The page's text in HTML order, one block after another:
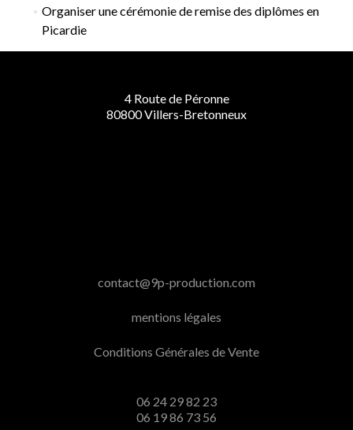
Organiser une cérémonie de remise des diplômes en
Picardie
4 Route de Péronne
80800 Villers-Bretonneux
contact@9p-production.com
mentions légales
Conditions Générales de Vente
06 24 29 82 23
06 19 86 73 56